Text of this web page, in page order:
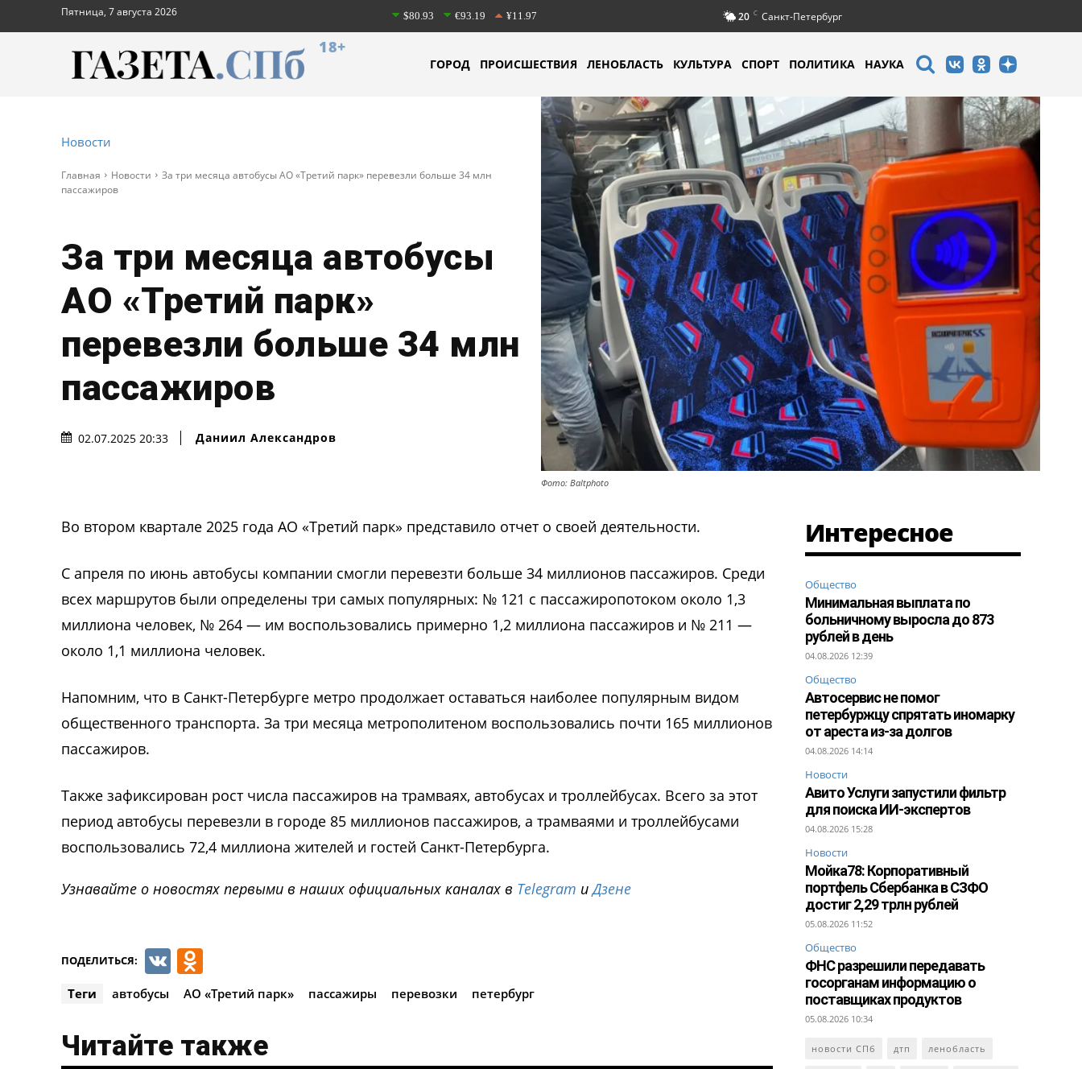
Пятница, 7 августа 2026 $80.93 €93.19 ¥11.97 20 C Санкт-Петербург
18+
ГОРОД ПРОИСШЕСТВИЯ ЛЕНОБЛАСТЬ КУЛЬТУРА СПОРТ ПОЛИТИКА НАУКА
Новости
Главная Новости
За три месяца автобусы АО «Третий парк» перевезли больше 34 млн
пассажиров
За три месяца автобусы
АО «Третий парк»
перевезли больше 34 млн
пассажиров
02.07.2025 20:33 Даниил Александров
Фото: Baltphoto
Во втором квартале 2025 года АО «Третий парк» представило отчет о своей деятельности.
С апреля по июнь автобусы компании смогли перевезти больше 34 миллионов пассажиров. Среди
всех маршрутов были определены три самых популярных: № 121 с пассажиропотоком около 1,3
миллиона человек, № 264 — им воспользовались примерно 1,2 миллиона пассажиров и № 211 —
около 1,1 миллиона человек.
Напомним, что в Санкт-Петербурге метро продолжает оставаться наиболее популярным видом
общественного транспорта. За три месяца метрополитеном воспользовались почти 165 миллионов
пассажиров.
Также зафиксирован рост числа пассажиров на трамваях, автобусах и троллейбусах. Всего за этот
период автобусы перевезли в городе 85 миллионов пассажиров, а трамваями и троллейбусами
воспользовались 72,4 миллиона жителей и гостей Санкт-Петербурга.
Узнавайте о новостях первыми в наших официальных каналах в Telegram иДзене
ПОДЕЛИТЬСЯ: VK
Теги автобусы АО «Третий парк» пассажиры перевозки петербург
Читайте также
Интересное
Общество
Минимальная выплата по
больничному выросла до 873
рублей в день
04.08.2026 12:39
Общество
Автосервис не помог
петербуржцу спрятать иномарку
от ареста из-за долгов
04.08.2026 14:14
Новости
Авито Услуги запустили фильтр
для поиска ИИ-экспертов
04.08.2026 15:28
Новости
Мойка78: Корпоративный
портфель Сбербанка в СЗФО
достиг 2,29 трлн рублей
05.08.2026 11:52
Общество
ФНС разрешили передавать
госорганам информацию о
поставщиках продуктов
05.08.2026 10:34
новости СПб дтп ленобласть